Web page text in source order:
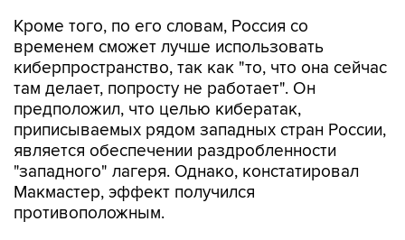
Кроме того, по его словам, Россия со
временем сможет лучше использовать
киберпространство, так как "то, что она сейчас
там делает, попросту не работает". Он
предположил, что целью кибератак,
приписываемых рядом западных стран России,
является обеспечении раздробленности
"западного" лагеря. Однако, констатировал
Макмастер, эффект получился
противоположным.